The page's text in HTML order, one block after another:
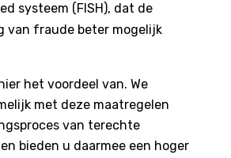
systeem (FISH), dat de
van fraude beter mogelijk
het voordeel van. We
met deze maatregelen
van terechte
bieden u daarmee een hoger